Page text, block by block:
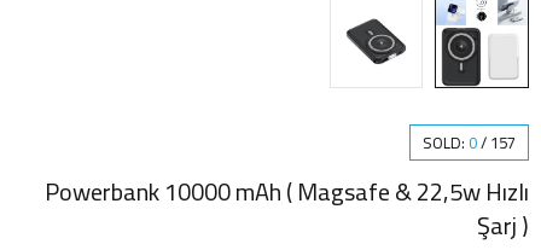
SOLD: 0/157
Powerbank 10000 mAh ( Magsafe & 22,5w Hızlı
Şarj )